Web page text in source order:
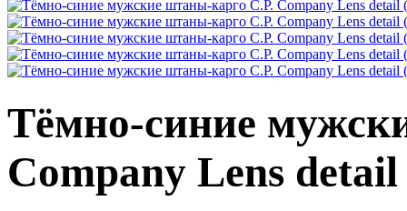
Тёмно-синие
Company Lens detail